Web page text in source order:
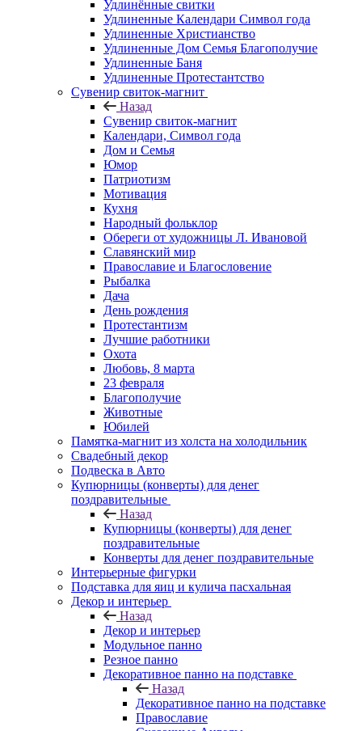
Удлинённые свитки
Удлиненные Календари Символ года
Удлиненные Христианство
Удлиненные Дом Семья Благополучие
Удлиненные Баня
Удлиненные Протестантство
Сувенир свиток-магнит
Назад
Сувенир свиток-магнит
Календари, Символ года
Дом и Семья
Юмор
Патриотизм
Мотивация
Кухня
Народный фольклор
Обереги от художницы Л. Ивановой
Славянский мир
Православие и Благословение
Рыбалка
Дача
День рождения
Протестантизм
Лучшие работники
Охота
Любовь, 8 марта
23 февраля
Благополучие
Животные
Юбилей
Памятка-магнит из холста на холодильник
Свадебный декор
Подвеска в Авто
Купюрницы (конверты) для денег
поздравительные
Назад
Купюрницы (конверты) для денег
поздравительные
Конверты для денег поздравительные
Интерьерные фигурки
Подставка для яиц и кулича пасхальная
Декор и интерьер
Назад
Декор и интерьер
Модульное панно
Резное панно
Декоративное панно на подставке
Назад
Декоративное панно на подставке
Православие